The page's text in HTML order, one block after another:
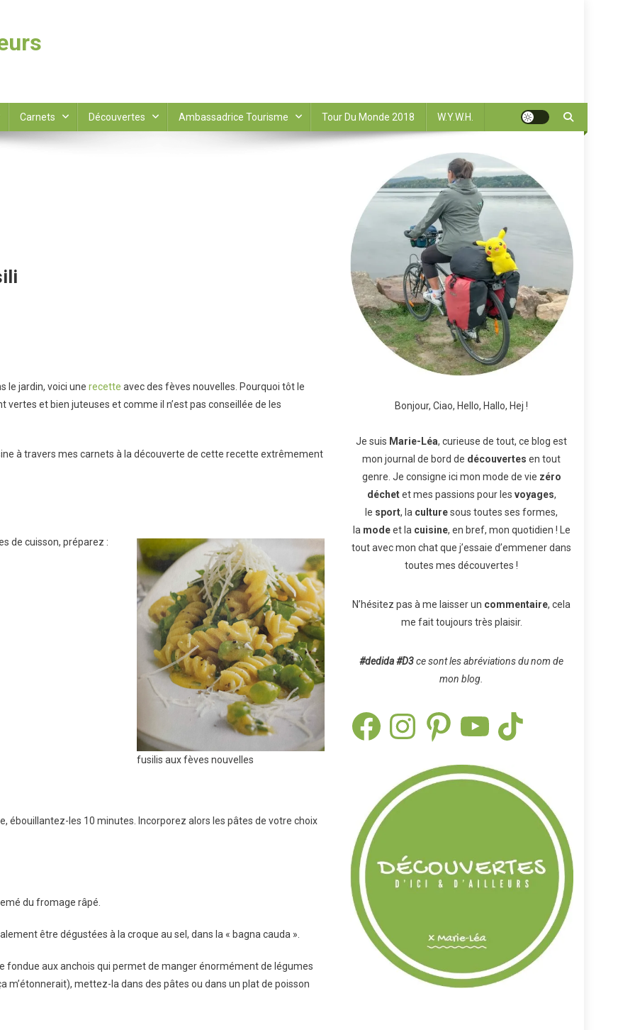
Carnets Découvertes Ambassadrice Tourisme Tour Du Monde 2018 W.Y.W.H.
le jardin, voici une recette avec des fèves nouvelles. Pourquoi tôt le
et bien juteuses et comme il n’est pas conseillée de les
à travers mes carnets à la découverte de cette recette extrêmement
fusilis aux fèves nouvelles
de cuisson, préparez :
ébouillantez-les 10 minutes. Incorporez alors les pâtes de votre choix
du fromage râpé.
être dégustées à la croque au sel, dans la « bagna cauda ».
fondue aux anchois qui permet de manger énormément de légumes
m’étonnerait), mettez-la dans des pâtes ou dans un plat de poisson
Bonjour, Ciao, Hello, Hallo, Hej !
Je suis Marie-Léa, curieuse de tout, ce blog est
mon journal de bord de découvertes en tout
genre. Je consigne ici mon mode de vie zéro
déchetet mes passions pour les voyages,
le sport, la culturesous toutes ses formes,
la modeet la cuisine, en bref, mon quotidien ! Le
tout avec mon chat que j’essaie d’emmener dans
toutes mes découvertes !
N’hésitez pas à me laisser un commentaire, cela
me fait toujours très plaisir.
#dedida#D3ce sont les abréviations du nom de
mon blog.
FacebookInstagramPinterest TikTok